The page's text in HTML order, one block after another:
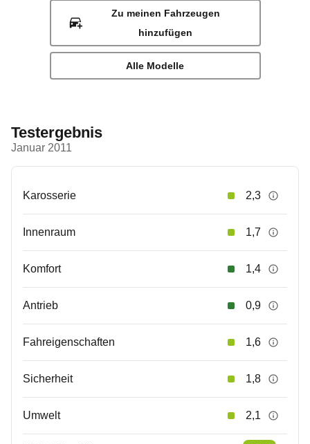
Zu meinen Fahrzeugen
hinzufügen
Alle Modelle
Testergebnis
Januar 2011
Karosserie 2,3
Innenraum 1,7
Komfort 1,4
Antrieb 0,9
Fahreigenschaften 1,6
Sicherheit 1,8
Umwelt 2,1